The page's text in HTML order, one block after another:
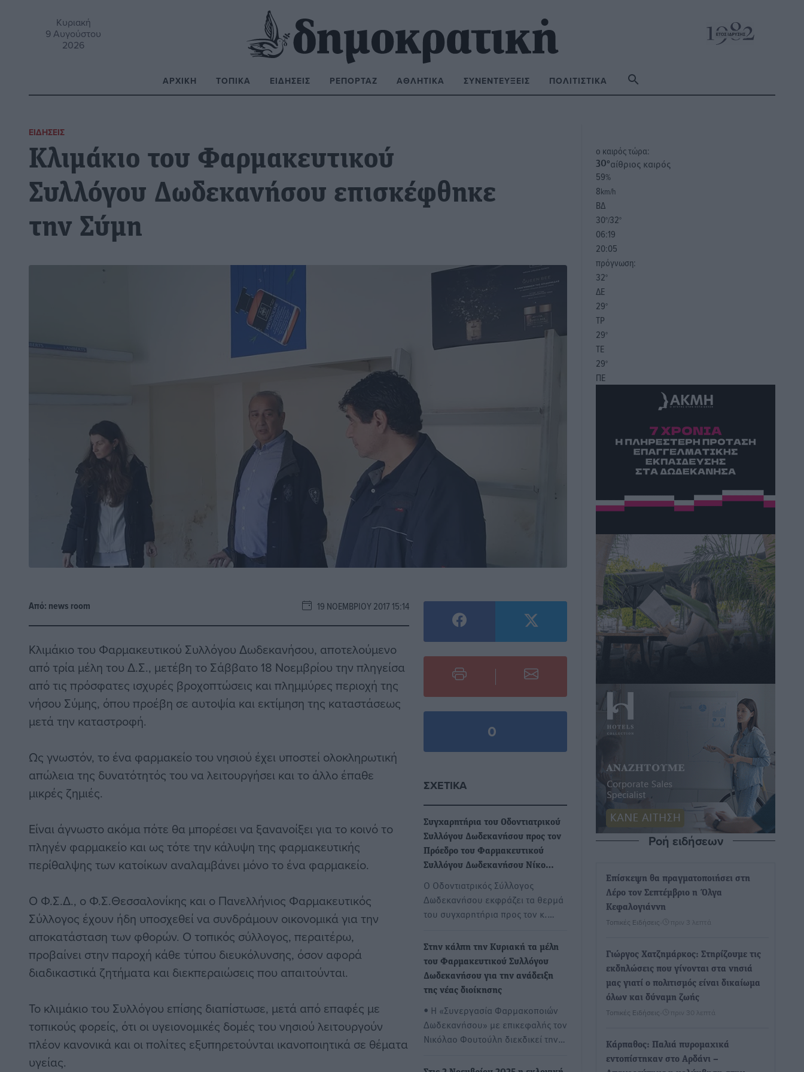
Κυριακή
9 Αυγούστου
2026
ΑΡΧΙΚΉ ΤΟΠΙΚΆ ΕΙΔΉΣΕΙΣ ΡΕΠΟΡΤΆΖ ΑΘΛΗΤΙΚΆ ΣΥΝΕΝΤΕΎΞΕΙΣ ΠΟΛΙΤΙΣΤΙΚΆ
ΕΙΔΉΣΕΙΣ
Κλιμάκιο του Φαρμακευτικού
Συλλόγου Δωδεκανήσου επισκέφθηκε
την Σύμη
Από: news room 19 ΝΟΕΜΒΡΊΟΥ 2017 15:14
Κλιμάκιο του Φαρμακευτικού Συλλόγου Δωδεκανήσου, αποτελούμενο
από τρία μέλη του Δ.Σ., μετέβη το Σάββατο 18 Νοεμβρίου την πληγείσα
από τις πρόσφατες ισχυρές βροχοπτώσεις και πλημμύρες περιοχή της
νήσου Σύμης, όπου προέβη σε αυτοψία και εκτίμηση της καταστάσεως
μετά την καταστροφή.
Ως γνωστόν, το ένα φαρμακείο του νησιού έχει υποστεί ολοκληρωτική
απώλεια της δυνατότητός του να λειτουργήσει και το άλλο έπαθε
μικρές ζημιές.
Είναι άγνωστο ακόμα πότε θα μπορέσει να ξανανοίξει για το κοινό το
πληγέν φαρμακείο και ως τότε την κάλυψη της φαρμακευτικής
περίθαλψης των κατοίκων αναλαμβάνει μόνο το ένα φαρμακείο.
Ο Φ.Σ.Δ., ο Φ.Σ.Θεσσαλονίκης και ο Πανελλήνιος Φαρμακευτικός
Σύλλογος έχουν ήδη υποσχεθεί να συνδράμουν οικονομικά για την
αποκατάσταση των φθορών. Ο τοπικός σύλλογος, περαιτέρω,
προβαίνει στην παροχή κάθε τύπου διευκόλυνσης, όσον αφορά
διαδικαστικά ζητήματα και διεκπεραιώσεις που απαιτούνται.
Το κλιμάκιο του Συλλόγου επίσης διαπίστωσε, μετά από επαφές με
τοπικούς φορείς, ότι οι υγειονομικές δομές του νησιού λειτουργούν
πλέον κανονικά και οι πολίτες εξυπηρετούνται ικανοποιητικά σε θέματα
υγείας.
0
ΣΧΕΤΙΚΆ
Συγχαρητήρια του Οδοντιατρικού
Συλλόγου Δωδεκανήσου προς τον
Πρόεδρο του Φαρμακευτικού
Συλλόγου Δωδεκανήσου Νίκο…
Ο Οδοντιατρικός Σύλλογος
Δωδεκανήσου εκφράζει τα θερμά
του συγχαρητήρια προς τον κ.…
Στην κάλπη την Κυριακή τα μέλη
του Φαρμακευτικού Συλλόγου
Δωδεκανήσου για την ανάδειξη
της νέας διοίκησης
• Η «Συνεργασία Φαρμακοποιών
Δωδεκανήσου» με επικεφαλής τον
Νικόλαο Φουτούλη διεκδικεί την…
o καιρός τώρα:
30°αίθριος καιρός
59%
8km/h
ΒΔ
30°/32°
06:19
20:05
πρόγνωση:
32°
ΔΕ
29°
ΤΡ
29°
ΤΕ
29°
ΠΕ
Ροή ειδήσεων
Επίσκεψη θα πραγματοποιήσει στη
Λέρο τον Σεπτέμβριο η Όλγα
Κεφαλογιάννη
Τοπικές Ειδήσεις πριν 3 λεπτά
Γιώργος Χατζημάρκος: Στηρίζουμε τις
εκδηλώσεις που γίνονται στα νησιά
μας γιατί ο πολιτισμός είναι δικαίωμα
όλων και δύναμη ζωής
Τοπικές Ειδήσεις πριν 30 λεπτά
Κάρπαθος: Παλιά πυρομαχικά
εντοπίστηκαν στο Αρδάνι –